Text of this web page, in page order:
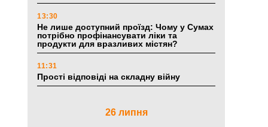
13:30
Не лише доступний проїзд: Чому у Сумах
потрібно профінансувати ліки та
продукти для вразливих містян?
11:31
Прості відповіді на складну війну
26 липня